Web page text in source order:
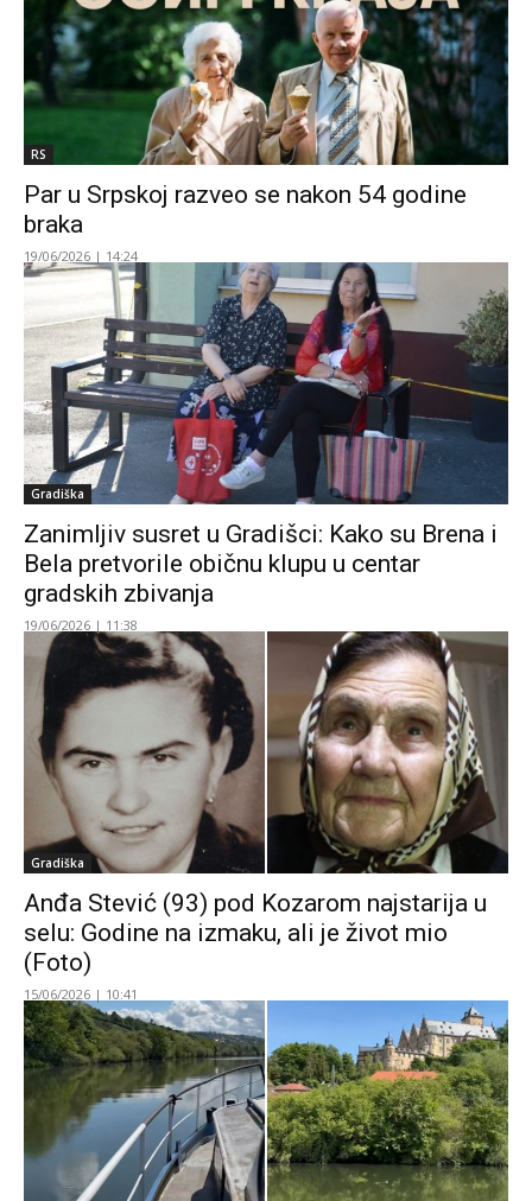
RS
Par u Srpskoj razveo se nakon 54 godine
braka
19/06/2026 | 14:24
Gradiška
Zanimljiv susret u Gradišci: Kako su Brena i
Bela pretvorile običnu klupu u centar
gradskih zbivanja
19/06/2026 | 11:38
Gradiška
Anđa Stević (93) pod Kozarom najstarija u
selu: Godine na izmaku, ali je život mio
(Foto)
15/06/2026 | 10:41